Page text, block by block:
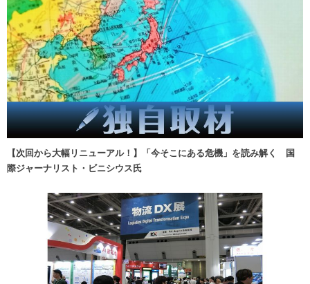
【次回から大幅リニューアル！】「今そこにある危機」を読み解く 国
際ジャーナリスト・ビニシウス氏